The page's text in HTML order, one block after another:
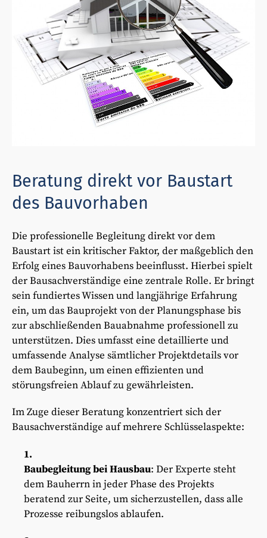
Beratung direkt vor Baustart
des Bauvorhaben
Die professionelle Begleitung direkt vor dem
Baustart ist ein kritischer Faktor, der maßgeblich den
Erfolg eines Bauvorhabens beeinflusst. Hierbei spielt
der Bausachverständige eine zentrale Rolle. Er bringt
sein fundiertes Wissen und langjährige Erfahrung
ein, um das Bauprojekt von der Planungsphase bis
zur abschließenden Bauabnahme professionell zu
unterstützen. Dies umfasst eine detaillierte und
umfassende Analyse sämtlicher Projektdetails vor
dem Baubeginn, um einen effizienten und
störungsfreien Ablauf zu gewährleisten.
Im Zuge dieser Beratung konzentriert sich der
Bausachverständige auf mehrere Schlüsselaspekte:
Baubegleitung bei Hausbau: Der Experte steht
dem Bauherrn in jeder Phase des Projekts
beratend zur Seite, um sicherzustellen, dass alle
Prozesse reibungslos ablaufen.